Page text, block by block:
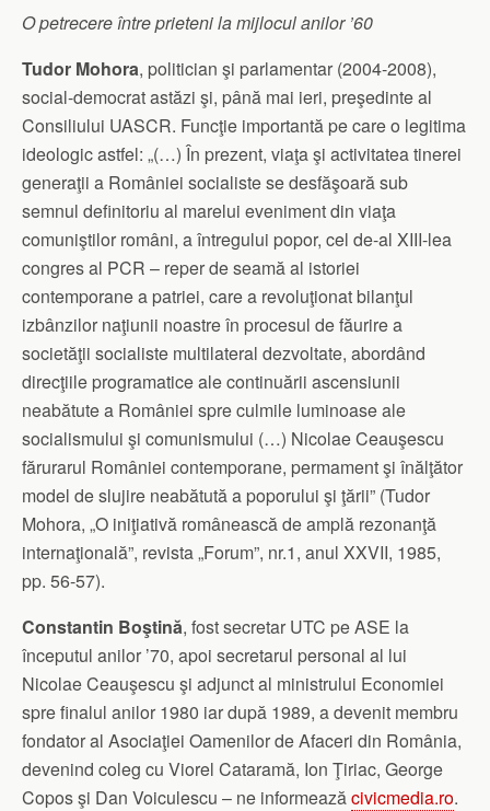
O petrecere între prieteni la mijlocul anilor ’60
Tudor Mohora, politician şi parlamentar (2004-2008),
social-democrat astăzi şi, până mai ieri, preşedinte al
Consiliului UASCR. Funcţie importantă pe care o legitima
ideologic astfel: „(…) În prezent, viaţa şi activitatea tinerei
generaţii a României socialiste se desfăşoară sub
semnul definitoriu al marelui eveniment din viaţa
comuniştilor români, a întregului popor, cel de-al XIII-lea
congres al PCR – reper de seamă al istoriei
contemporane a patriei, care a revoluţionat bilanţul
izbânzilor naţiunii noastre în procesul de făurire a
societăţii socialiste multilateral dezvoltate, abordând
direcţiile programatice ale continuării ascensiunii
neabătute a României spre culmile luminoase ale
socialismului şi comunismului (…) Nicolae Ceauşescu
fărurarul României contemporane, permament şi înălţător
model de slujire neabătută a poporului şi ţării” (Tudor
Mohora, „O iniţiativă românească de amplă rezonanţă
internaţională”, revista „Forum”, nr.1, anul XXVII, 1985,
pp. 56-57).
Constantin Boştină, fost secretar UTC pe ASE la
începutul anilor ’70, apoi secretarul personal al lui
Nicolae Ceauşescu şi adjunct al ministrului Economiei
spre finalul anilor 1980 iar după 1989, a devenit membru
fondator al Asociaţiei Oamenilor de Afaceri din România,
devenind coleg cu Viorel Cataramă, Ion Ţiriac, George
Copos şi Dan Voiculescu – ne informeazăcivicmedia.ro.